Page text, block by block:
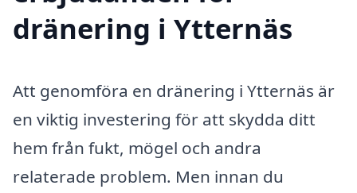
dränering i Ytternäs
Att genomföra en dränering i Ytternäs är
en viktig investering för att skydda ditt
hem från fukt, mögel och andra
relaterade problem. Men innan du